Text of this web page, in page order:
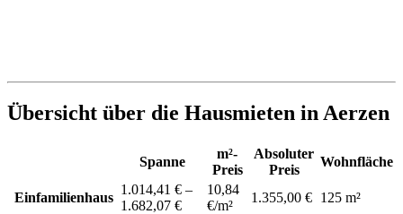
Übersicht über die Hausmieten in Aerzen
Spanne
m²-
Preis
Absoluter
Preis
Wohnfläche
Einfamilienhaus
1.014,41 € –
1.682,07 €
10,84
€/m²
1.355,00 € 125 m²